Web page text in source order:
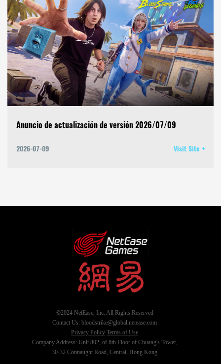
Anuncio de actualización de versión 2026/07/09
2026-07-09 Visit Site +
©2024 NetEase, Inc. All Rights Reserved
Contact Us: bloodstrike@global.netease.com
Privacy Policy Terms of Use
Company Address: Unit 802, of 8th Floor of Chuang's Tower,
30-32 Connaught Road, Central, Hong Kong